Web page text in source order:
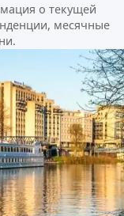
о текущей
месячные